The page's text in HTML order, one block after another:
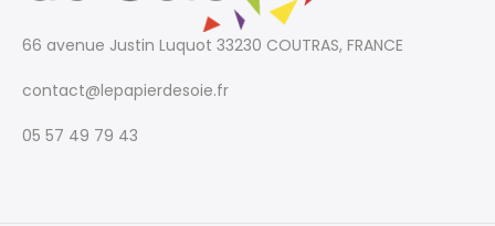
66 avenue Justin Luquot 33230 COUTRAS, FRANCE
contact@lepapierdesoie.fr
05 57 49 79 43